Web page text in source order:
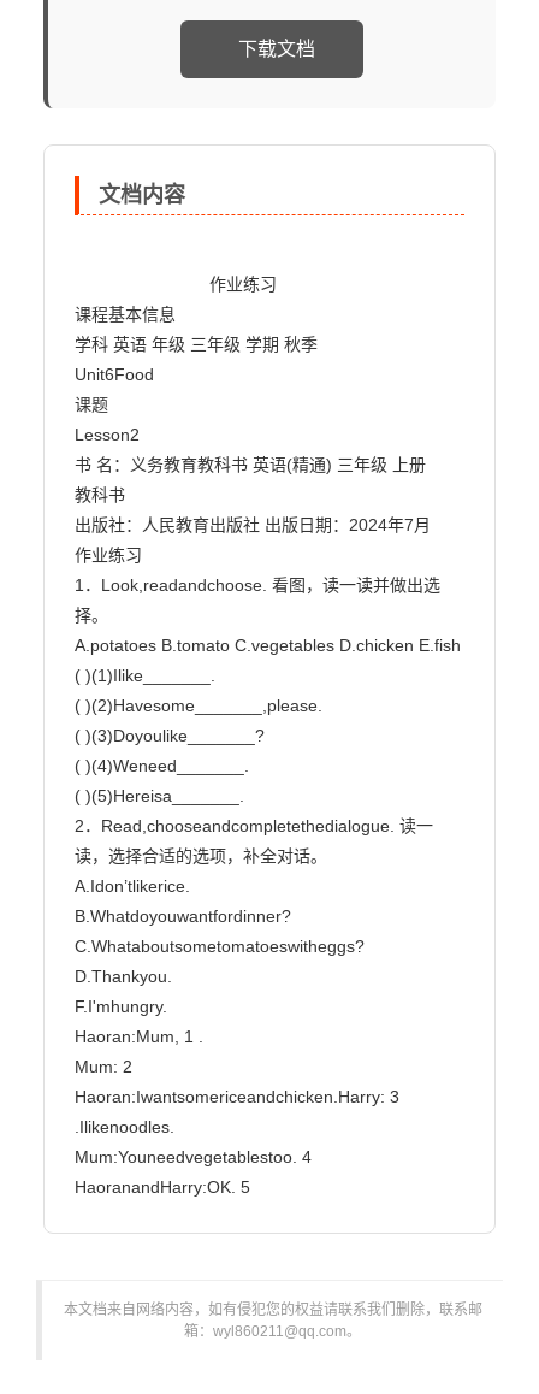
下载文档
文档内容
课程基本信息
学科 英语 年级 三年级 学期 秋季
Unit6Food
课题
Lesson2
书 名：义务教育教科书 英语(精通) 三年级 上册
教科书
出版社：人民教育出版社 出版日期：2024年7月
作业练习
1．Look,readandchoose. 看图，读一读并做出选
择。
A.potatoes B.tomato C.vegetables D.chicken E.fish
( )(1)Ilike_______.
( )(2)Havesome_______,please.
( )(3)Doyoulike_______?
( )(4)Weneed_______.
( )(5)Hereisa_______.
2．Read,chooseandcompletethedialogue. 读一
读，选择合适的选项，补全对话。
A.Idon’tlikerice.
B.Whatdoyouwantfordinner?
C.Whataboutsometomatoeswitheggs?
D.Thankyou.
F.I'mhungry.
Haoran:Mum, 1 .
Mum: 2
Haoran:Iwantsomericeandchicken.Harry: 3
.Ilikenoodles.
Mum:Youneedvegetablestoo. 4
HaoranandHarry:OK. 5
本文档来自网络内容，如有侵犯您的权益请联系我们删除，联系邮
箱：wyl860211@qq.com。